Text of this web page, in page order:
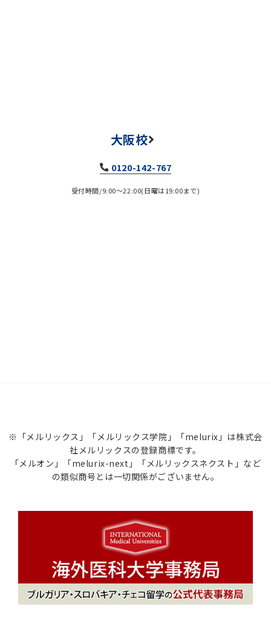
大阪校
0120-142-767
受付時間/9:00～22:00(日曜は19:00まで)
※「メルリックス」「メルリックス学院」「melurix」は株式会
社メルリックスの登録商標です。
「メルオン」「melurix-next」「メルリックスネクスト」など
の類似商号とは一切関係がございません。